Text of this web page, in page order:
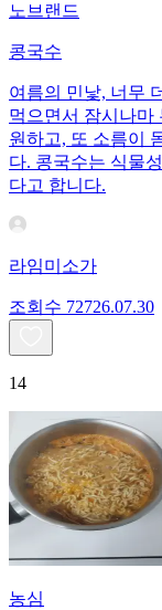
노브랜드
콩국수
여름의 민낯, 너무
먹으면서 잠시나마
원하고, 또 소름이
다. 콩국수는 식물
다고 합니다.
라임미소가
조회수 72726.07.30
14
농심